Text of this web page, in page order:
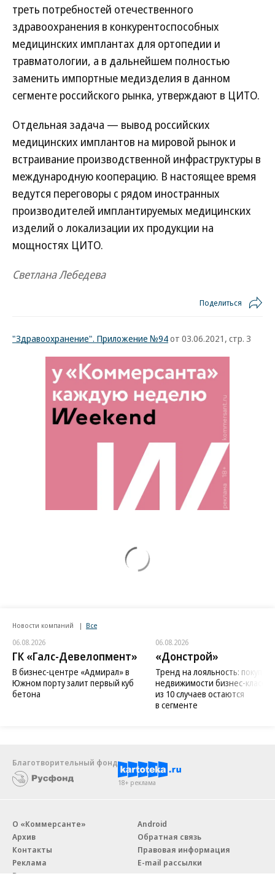
треть потребностей отечественного
здравоохранения в конкурентоспособных
медицинских имплантах для ортопедии и
травматологии, а в дальнейшем полностью
заменить импортные медизделия в данном
сегменте российского рынка, утверждают в ЦИТО.
Отдельная задача — вывод российских
медицинских имплантов на мировой рынок и
встраивание производственной инфраструктуры в
международную кооперацию. В настоящее время
ведутся переговоры с рядом иностранных
производителей имплантируемых медицинских
изделий о локализации их продукции на
мощностях ЦИТО.
Светлана Лебедева
Поделиться
"Здравоохранение". Приложение №94от 03.06.2021, стр. 3
Новости компаний Все
06.08.2026
ГК «Галс-Девелопмент»
В бизнес-центре «Адмирал» в
Южном порту залит первый куб
бетона
06.08.2026
«Донстрой»
Тренд на лояльность:
недвижимости бизнес-класса
из 10 случаев остаются
в сегменте
Благотворительный фонд
18+ реклама
О «Коммерсанте»
Архив
Контакты
Реклама
Вакансии
Android
Обратная связь
Правовая информация
E-mail рассылки